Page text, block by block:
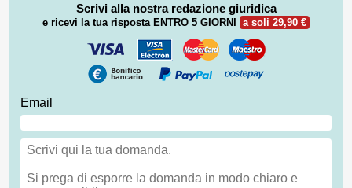
Scrivi alla nostra redazione giuridica
e ricevi la tua risposta ENTRO 5 GIORNI a soli 29,90 €
Email